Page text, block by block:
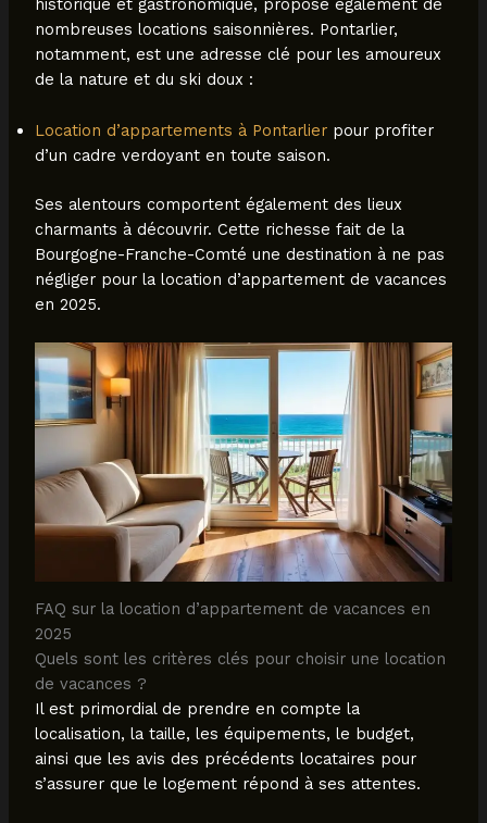
historique et gastronomique, propose également de
nombreuses locations saisonnières. Pontarlier,
notamment, est une adresse clé pour les amoureux
de la nature et du ski doux :
Location d’appartements à Pontarlierpour profiter
d’un cadre verdoyant en toute saison.
Ses alentours comportent également des lieux
charmants à découvrir. Cette richesse fait de la
Bourgogne-Franche-Comté une destination à ne pas
négliger pour la location d’appartement de vacances
en 2025.
FAQ sur la location d’appartement de vacances en
2025
Quels sont les critères clés pour choisir une location
de vacances ?
Il est primordial de prendre en compte la
localisation, la taille, les équipements, le budget,
ainsi que les avis des précédents locataires pour
s’assurer que le logement répond à ses attentes.